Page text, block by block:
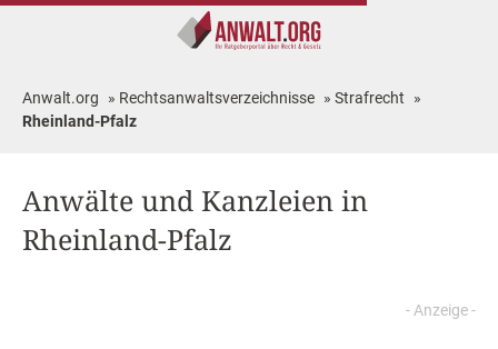
Anwälte und Kanzleien in
Rheinland-Pfalz
Anwalt.org » Rechtsanwaltsverzeichnisse » Strafrecht
»
Rheinland-Pfalz